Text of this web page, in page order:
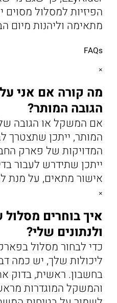
הפיזיות למסלול מסוים
מתאימה וליהנות מיום
FAQs
×
מה קורה אם אני
הגובה המותר?
אם המשקל או הגובה
המותר, ייתכן שתצטרך
המדויקות של פארק
ייתכן שתידרש לעבור
אישור מתאים, על מנת
×
איך בוחרים
ולנתונים שלי?
כדי לבחור מסלול
ליכולות שלך, יש כמה
בחשבון. ראשית, בדוק
והמשקל המוגדרות